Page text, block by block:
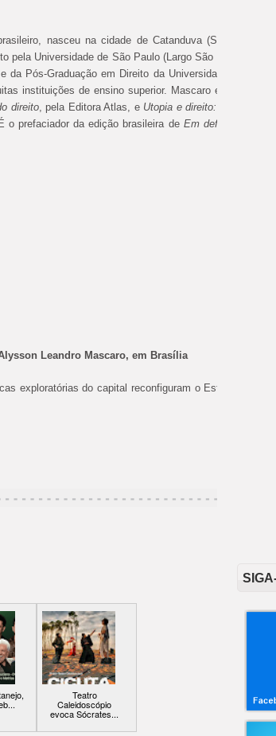
nasceu na cidade de Catanduva (SP), em
pela Universidade de São Paulo (Largo São Francisco/
Pós-Graduação em Direito da Universidade
instituições de ensino superior. Mascaro escreveu,
direito, pela Editora Atlas, e Utopia e direito: Ernst Bloch
o prefaciador da edição brasileira de Em defesa das
Leandro Mascaro, em Brasília
exploratórias do capital reconfiguram o Estado em
Teatro
Caleidoscópio
evoca Sócrates...